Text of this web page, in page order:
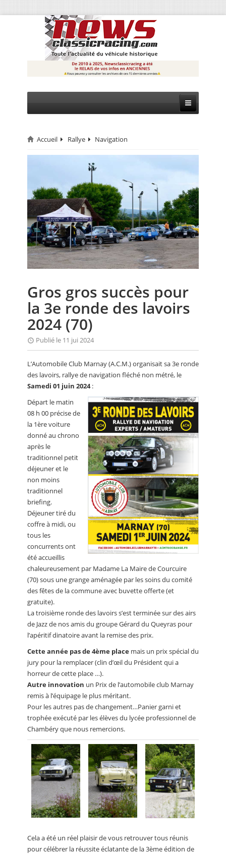
CIRCUIT
MONTAGNE
EVÈNEMENTS
CALENDRIER
FOCUS
ANNUAIRES
PETITES ANNONCES
Accueil Rallye Navigation
Gros gros succès pour
la 3e ronde des lavoirs
2024 (70)
Publié le 11 jui 2024
L’Automobile Club Marnay (A.C.M.) organisait sa 3e ronde
des lavoirs, rallye de navigation fléché non métré, le
Samedi 01 juin 2024:
Départ le matin
08 h 00 précise de
la 1ère voiture
donné au chrono
après le
traditionnel petit
déjeuner et le
non moins
traditionnel
briefing.
Déjeuner tiré du
coffre à midi, ou
tous les
concurrents ont
été accueillis
chaleureusement par Madame La Maire de Courcuire
(70) sous une grange aménagée par les soins du comité
des fêtes de la commune avec buvette offerte (et
gratuite).
La troisième ronde des lavoirs s’est terminée sur des airs
de Jazz de nos amis du groupe Gérard du Queyras pour
l’apéritif dinatoire avant la remise des prix.
Cette année pas de 4ème place mais un prix spécial du
jury pour la remplacer (clin d’œil du Président qui a
horreur de cette place …).
Autre innovation un Prix de l’automobile club Marnay
remis à l’équipage le plus méritant.
Pour les autres pas de changement…Panier garni et
trophée exécuté par les élèves du lycée professionnel de
Chambéry que nous remercions.
Cela a été un réel plaisir de vous retrouver tous réunis
pour célébrer la réussite éclatante de la 3ème édition de